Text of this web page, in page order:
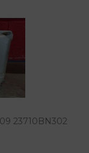
23710BN302